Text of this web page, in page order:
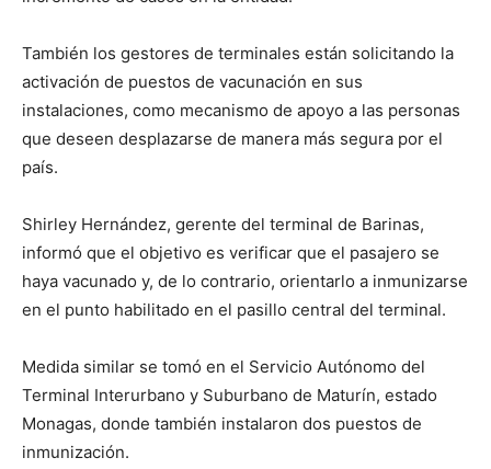
También los gestores de terminales están solicitando la
activación de puestos de vacunación en sus
instalaciones, como mecanismo de apoyo a las personas
que deseen desplazarse de manera más segura por el
país.
Shirley Hernández, gerente del terminal de Barinas,
informó que el objetivo es verificar que el pasajero se
haya vacunado y, de lo contrario, orientarlo a inmunizarse
en el punto habilitado en el pasillo central del terminal.
Medida similar se tomó en el Servicio Autónomo del
Terminal Interurbano y Suburbano de Maturín, estado
Monagas, donde también instalaron dos puestos de
inmunización.